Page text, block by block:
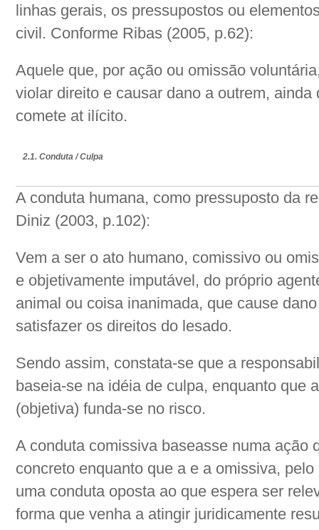
linhas gerais, os pressupostos ou
civil. Conforme Ribas (2005, p.62):
Aquele que, por ação ou omissão
violar direito e causar dano a outrem,
comete at ilícito.
2.1. Conduta / Culpa
A conduta humana, como pressuposto da
Diniz (2003, p.102):
Vem a ser o ato humano, comissivo ou
e objetivamente imputável, do próprio
animal ou coisa inanimada, que cause
satisfazer os direitos do lesado.
Sendo assim, constata-se que a
baseia-se na idéia de culpa, enquanto que
(objetiva) funda-se no risco.
A conduta comissiva baseasse numa ação
concreto enquanto que a e a omissiva,
uma conduta oposta ao que espera ser
forma que venha a atingir juridicamente